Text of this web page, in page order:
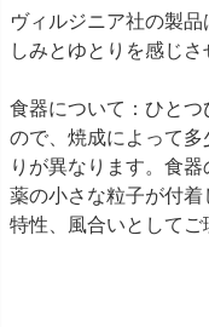
ヴィルジニア社の製
しみとゆとりを感じさ
食器について：ひと
ので、焼成によって
りが異なります。食
薬の小さな粒子が付
特性、風合いとしてご